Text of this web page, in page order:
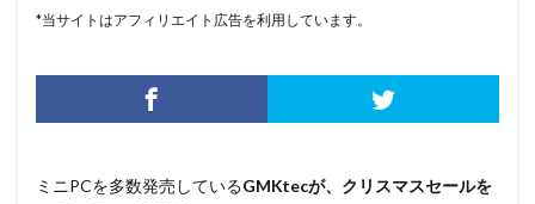
*当サイトはアフィリエイト広告を利用しています。
ミニPCを多数発売しているGMKtecが、クリスマスセールを